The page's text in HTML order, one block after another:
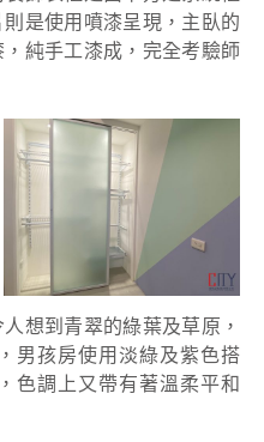
則是使用噴漆呈現，主臥的
純手工漆成，完全考驗師
想到青翠的綠葉及草原，
男孩房使用淡綠及紫色搭
色調上又帶有著溫柔平和